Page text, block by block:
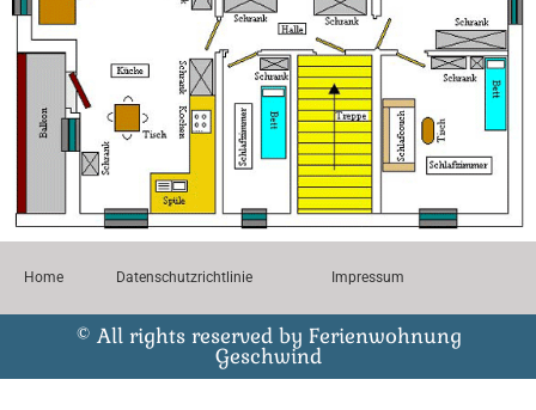
Home Datenschutzrichtlinie Impressum
© All rights reserved by Ferienwohnung
Geschwind